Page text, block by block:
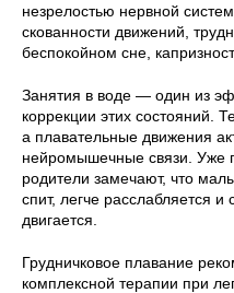
незрелостью нервной
скованности движений,
беспокойном сне,
Занятия в воде — один из
коррекции этих состояний.
а плавательные движения
нейромышечные связи. Уже
родители замечают, что
спит, легче расслабляется
двигается.
Грудничковое плавание
комплексной терапии при